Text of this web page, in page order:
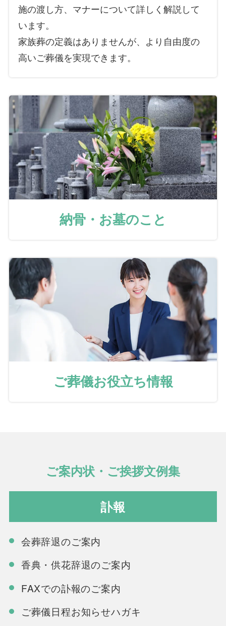
施の渡し方、マナーについて詳しく解説して
います。
家族葬の定義はありませんが、より自由度の
高いご葬儀を実現できます。
納骨・お墓のこと
ご葬儀お役立ち情報
ご案内状・ご挨拶文例集
訃報
会葬辞退のご案内
香典・供花辞退のご案内
FAXでの訃報のご案内
ご葬儀日程お知らせハガキ